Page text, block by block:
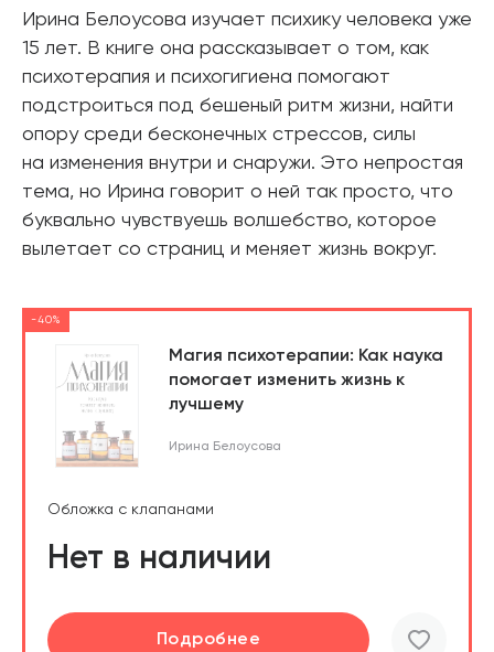
Ирина Белоусова изучает психику человека уже
15 лет. В книге она рассказывает о том, как
психотерапия и психогигиена помогают
подстроиться под бешеный ритм жизни, найти
опору среди бесконечных стрессов, силы
на изменения внутри и снаружи. Это непростая
тема, но Ирина говорит о ней так просто, что
буквально чувствуешь волшебство, которое
вылетает со страниц и меняет жизнь вокруг.
-40%
Магия психотерапии: Как наука
помогает изменить жизнь к
лучшему
Ирина Белоусова
Обложка с клапанами
Нет в наличии
Подробнее